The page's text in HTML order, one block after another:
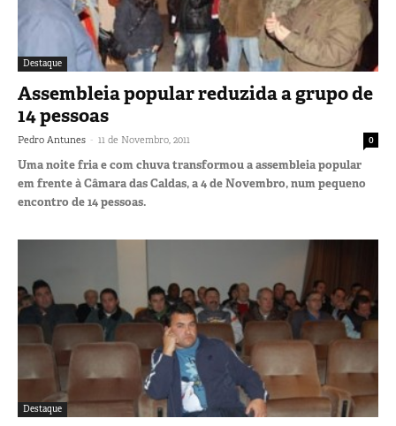
Destaque
Assembleia popular reduzida a grupo de
14 pessoas
Pedro Antunes - 11 de Novembro, 2011 0
Uma noite fria e com chuva transformou a assembleia popular
em frente à Câmara das Caldas, a 4 de Novembro, num pequeno
encontro de 14 pessoas.
Destaque